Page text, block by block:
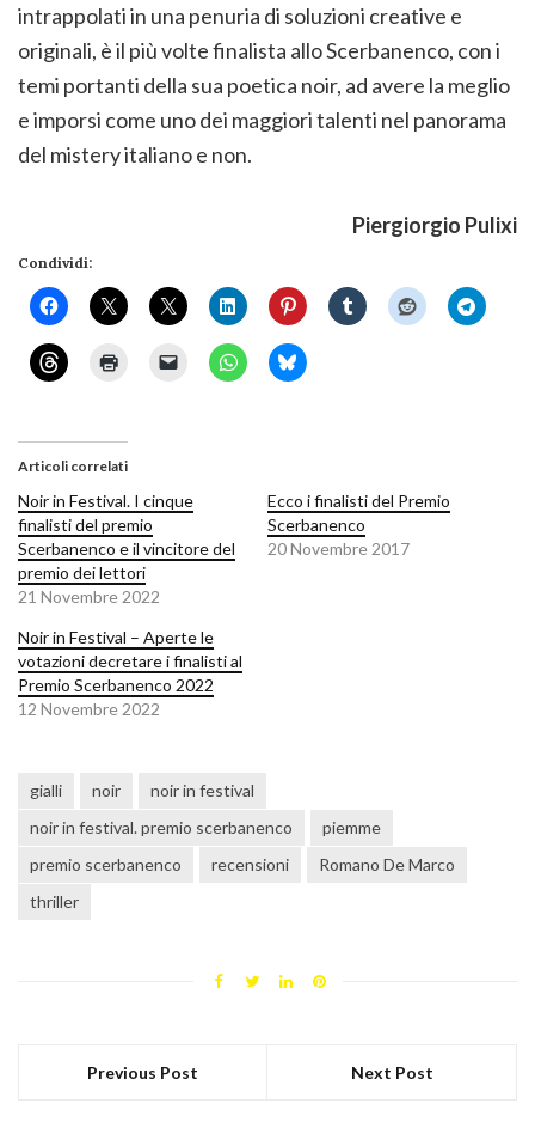
intrappolati in una penuria di soluzioni creative e
originali, è il più volte finalista allo Scerbanenco, con i
temi portanti della sua poetica noir, ad avere la meglio
e imporsi come uno dei maggiori talenti nel panorama
del mistery italiano e non.
Piergiorgio Pulixi
Condividi:
Articoli correlati
Noir in Festival. I cinque
finalisti del premio
Scerbanenco e il vincitore del
premio dei lettori
21 Novembre 2022
Ecco i finalisti del Premio
Scerbanenco
20 Novembre 2017
Noir in Festival – Aperte le
votazioni decretare i finalisti al
Premio Scerbanenco 2022
12 Novembre 2022
gialli noir
noir in festival
noir in festival. premio scerbanenco
piemme
premio scerbanenco
recensioni
Romano De Marco
thriller
Previous Post Next Post